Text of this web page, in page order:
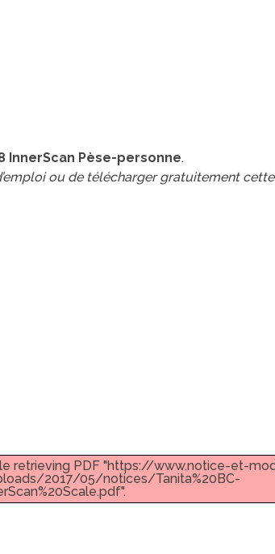
InnerScan Pèse-personne.
ou de télécharger gratuitement cette
retrieving PDF "https://www.notice-et-
2017/05/notices/Tanita%20BC-